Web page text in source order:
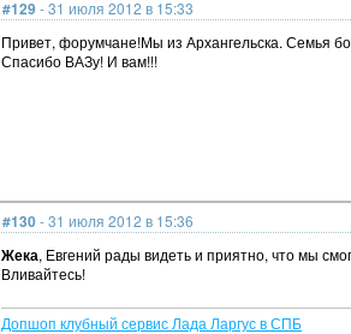
#129- 31 июля 2012 в 15:33
Привет, форумчане!Мы из Архангельска. Семья
Спасибо ВАЗу! И вам!!!
#130- 31 июля 2012 в 15:36
Жека, Евгений рады видеть и приятно, что мы
Вливайтесь!
Допшоп клубный сервис Лада Ларгус в СПБ